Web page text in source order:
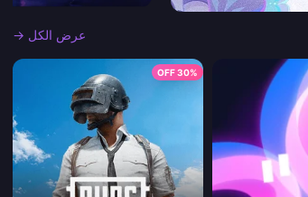
عرض الكل →
30% OFF